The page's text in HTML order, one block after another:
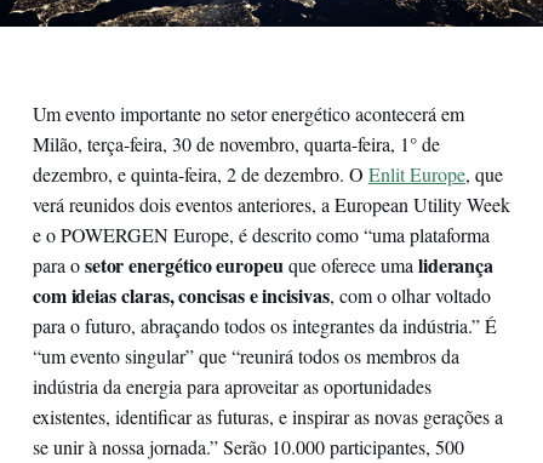
Um evento importante no setor energético acontecerá em
Milão, terça-feira, 30 de novembro, quarta-feira, 1° de
dezembro, e quinta-feira, 2 de dezembro. O Enlit Europe, que
verá reunidos dois eventos anteriores, a European Utility Week
e o POWERGEN Europe, é descrito como “uma plataforma
para osetor energético europeuque oferece uma liderança
com ideias claras, concisas e incisivas, com o olhar voltado
para o futuro, abraçando todos os integrantes da indústria.” É
“um evento singular” que “reunirá todos os membros da
indústria da energia para aproveitar as oportunidades
existentes, identificar as futuras, e inspirar as novas gerações a
se unir à nossa jornada.” Serão 10.000 participantes, 500